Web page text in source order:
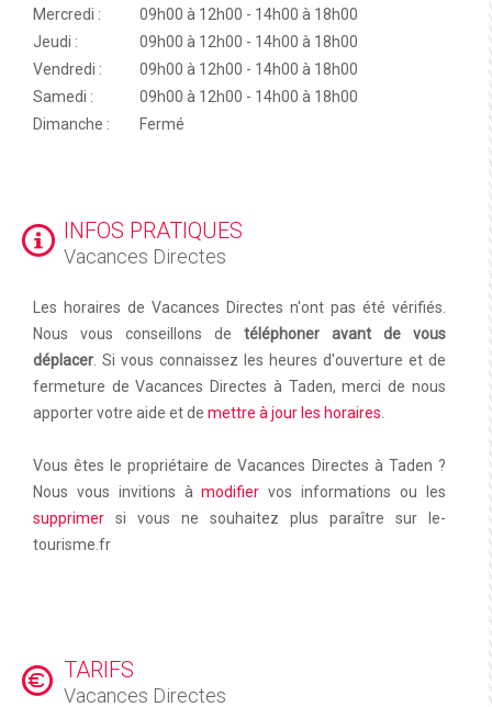
Mercredi :
09h00 à 12h00 - 14h00 à 18h00
Jeudi :
09h00 à 12h00 - 14h00 à 18h00
Vendredi :
09h00 à 12h00 - 14h00 à 18h00
Samedi :
09h00 à 12h00 - 14h00 à 18h00
Dimanche :
Fermé
INFOS PRATIQUES
Vacances Directes
Les horaires de Vacances Directes n'ont pas été vérifiés.
Nous vous conseillons de téléphoner avant de vous
déplacer. Si vous connaissez les heures d'ouverture et de
fermeture de Vacances Directes à Taden, merci de nous
apporter votre aide et de mettre à jour les horaires.
Vous êtes le propriétaire de Vacances Directes à Taden ?
Nous vous invitions àmodifier vos informations ou les
supprimer si vous ne souhaitez plus paraître sur le-
tourisme.fr
TARIFS
Vacances Directes